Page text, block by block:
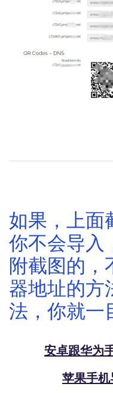
如果，上面
你不会导入
附截图的，
器地址的方
法，你就一
安卓跟华为
苹果手